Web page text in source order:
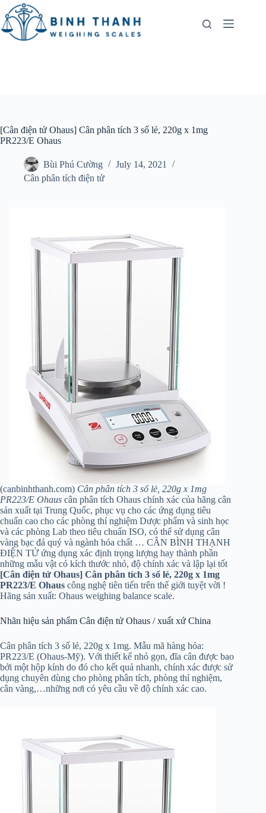
Skip
to
content
[Cân điện tử Ohaus] Cân phân tích 3 số lẻ, 220g x 1mg
PR223/E Ohaus
Bùi Phú Cường
July 14, 2021
Cân phân tích điện tử
(canbinhthanh.com) Cân phân tích 3 số lẻ, 220g x 1mg
PR223/E Ohaus cân phân tích Ohaus chính xác của hãng cân
sản xuất tại Trung Quốc, phục vụ cho các ứng dụng tiêu
chuẩn cao cho các phòng thí nghiệm Dược phẩm và sinh học
và các phòng Lab theo tiêu chuẩn ISO, có thể sử dụng cân
vàng bạc đá quý và ngành hóa chất … CÂN BÌNH THẠNH
ĐIỆN TỬ ứng dụng xác định trọng lượng hay thành phần
những mẫu vật có kích thước nhỏ, độ chính xác và lập lại tốt
[Cân điện tử Ohaus] Cân phân tích 3 số lẻ, 220g x 1mg
PR223/E Ohaus công nghệ tiên tiến trên thế giới tuyệt vời !
Hãng sản xuất: Ohaus weighing balance scale.
Nhãn hiệu sản phẩm Cân điện tử Ohaus / xuất xứ China
Cân phân tích 3 số lẻ, 220g x 1mg. Mẫu mã hàng hóa:
PR223/E (Ohaus-Mỹ). Với thiết kế nhỏ gọn, đĩa cân được bao
bởi một hộp kính do đó cho kết quả nhanh, chính xác được sử
dụng chuyên dùng cho phòng phân tích, phòng thí nghiệm,
cân vàng,…những nơi có yêu cầu về độ chính xác cao.